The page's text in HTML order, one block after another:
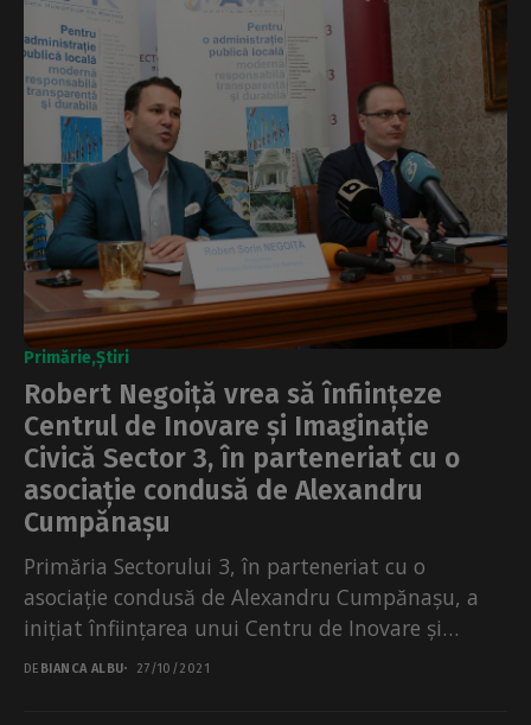
Primărie Știri
Robert Negoiță vrea să înființeze
Centrul de Inovare și Imaginație
Civică Sector 3, în parteneriat cu o
asociație condusă de Alexandru
Cumpănașu
Primăria Sectorului 3, în parteneriat cu o
asociație condusă de Alexandru Cumpănașu, a
inițiat înființarea unui Centru de Inovare și
Imaginație Civică Sector...
DE BIANCA ALBU 27/10/2021